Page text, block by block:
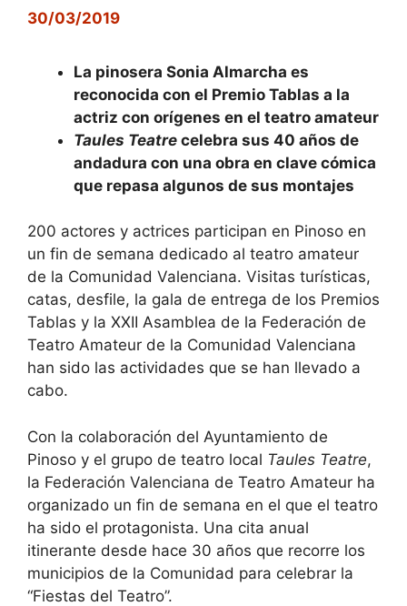
30/03/2019
La pinosera Sonia Almarcha es
reconocida con el Premio Tablas a la
actriz con orígenes en el teatro amateur
Taules Teatre celebra sus 40 años de
andadura con una obra en clave cómica
que repasa algunos de sus montajes
200 actores y actrices participan en Pinoso en
un fin de semana dedicado al teatro amateur
de la Comunidad Valenciana. Visitas turísticas,
catas, desfile, la gala de entrega de los Premios
Tablas y la XXII Asamblea de la Federación de
Teatro Amateur de la Comunidad Valenciana
han sido las actividades que se han llevado a
cabo.
Con la colaboración del Ayuntamiento de
Pinoso y el grupo de teatro local Taules Teatre,
la Federación Valenciana de Teatro Amateur ha
organizado un fin de semana en el que el teatro
ha sido el protagonista. Una cita anual
itinerante desde hace 30 años que recorre los
municipios de la Comunidad para celebrar la
“Fiestas del Teatro”.